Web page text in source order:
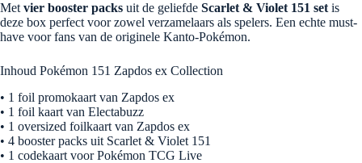
Met vier booster packs uit de geliefde Scarlet & Violet 151 set is
deze box perfect voor zowel verzamelaars als spelers. Een echte must-
have voor fans van de originele Kanto-Pokémon.
Inhoud Pokémon 151 Zapdos ex Collection
• 1 foil promokaart van Zapdos ex
• 1 foil kaart van Electabuzz
• 1 oversized foilkaart van Zapdos ex
• 4 booster packs uit Scarlet & Violet 151
• 1 codekaart voor Pokémon TCG Live